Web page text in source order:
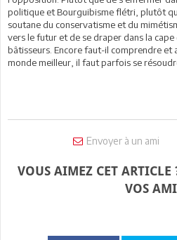
politique et Bourguibisme flétri, plutôt
soutane du conservatisme et du
vers le futur et de se draper dans la
bâtisseurs. Encore faut-il comprendre et
monde meilleur, il faut parfois se
Envoyer à un ami
VOUS AIMEZ CET ARTICLE
VOS